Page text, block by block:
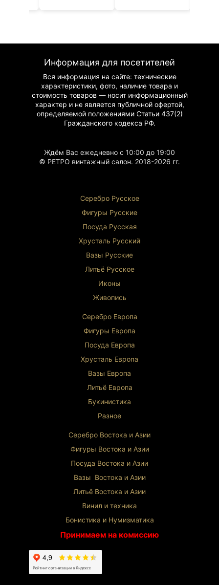
Информация для посетителей
Вся информация на сайте: технические
характеристики, фото, наличие товара и
стоимость товаров — носит информационный
характер и не является публичной офертой,
определяемой положениями Статьи 437(2)
Гражданскогокодекса РФ.
Ждём Вас ежедневно с 10:00 до 19:00
© РЕТРО винтажный салон. 2018-2026 гг.
Серебро Русское
Фигуры Русские
Посуда Русская
Хрусталь Русский
Вазы Русские
Литьё Русское
Иконы
Живопись
Серебро Европа
Фигуры Европа
Посуда Европа
Хрусталь Европа
Вазы Европа
Литьё Европа
Букинистика
Разное
Серебро Востока и Азии
Фигуры Востока и Азии
Посуда Востока и Азии
Вазы Востока и Азии
Литьё Востока и Азии
Винил и техника
Бонистика и Нумизматика
Принимаем на комиссию